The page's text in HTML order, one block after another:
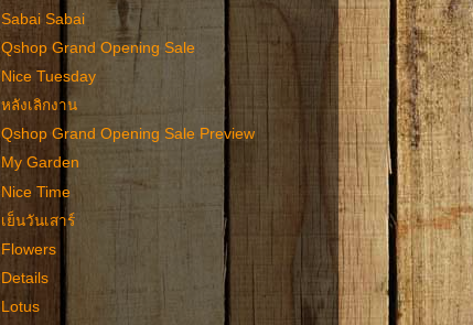
Sabai Sabai
Qshop Grand Opening Sale
Nice Tuesday
หลังเลิกงาน
Qshop Grand Opening Sale Preview
My Garden
Nice Time
เย็นวันเสาร์
Flowers
Details
Lotus